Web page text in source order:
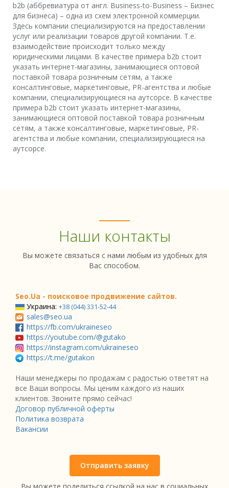
b2b (аббревиатура от англ. Business-to-Business – Бизнес
для бизнеса) – одна из схем электронной коммерции.
Здесь компании специализируются на предоставлении
услуг или реализации товаров другой компании. Т.е.
взаимодействие происходит только между
юридическими лицами. В качестве примера b2b стоит
указать интернет-магазины, занимающиеся оптовой
поставкой товара розничным сетям, а также
консалтинговые, маркетинговые, PR-агентства и любые
компании, специализирующиеся на аутсорсе. В качестве
примера b2b стоит указать интернет-магазины,
занимающиеся оптовой поставкой товара розничным
сетям, а также консалтинговые, маркетинговые, PR-
агентства и любые компании, специализирующиеся на
аутсорсе.
Наши контакты
Вы можете связаться с нами любым из удобных для
Вас способом.
Seo.Ua - поисковое продвижение сайтов.
Украина: +38 (044) 331-52-44
sales@seo.ua
https://fb.com/ukraineseo
https://youtube.com/@gutako
https://instagram.com/ukraineseo
https://t.me/gutakon
Наши менеджеры по продажам с радостью ответят на
все Ваши вопросы. Мы ценим каждого из наших
клиентов. Звоните прямо сейчас!
Договор публичной оферты
Политика возврата
Вакансии
Отправить заявку